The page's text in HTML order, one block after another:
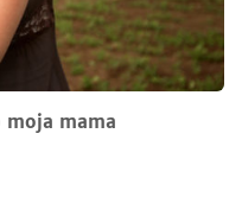
mama